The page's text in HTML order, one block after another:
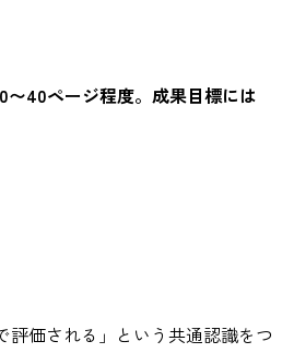
40ページ程度。成果目標には
価される」という共通認識をつ